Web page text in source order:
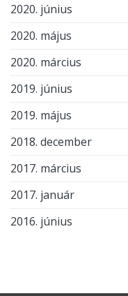
2020. június
2020. május
2020. március
2019. június
2019. május
2018. december
2017. március
2017. január
2016. június